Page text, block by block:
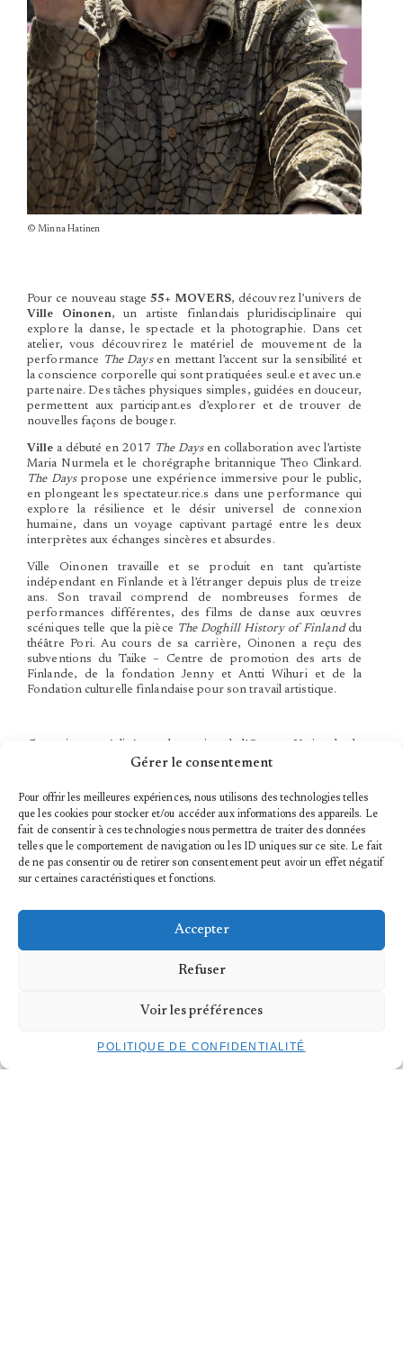
Gérer le consentement
Pour offrir les meilleures expériences, nous utilisons des technologies telles
que les cookies pour stocker et/ou accéder aux informations des appareils. Le
fait de consentir à ces technologies nous permettra de traiter des données
telles que le comportement de navigation ou les ID uniques sur ce site. Le fait
de ne pas consentir ou de retirer son consentement peut avoir un effet négatif
sur certaines caractéristiques et fonctions.
Accepter
Refuser
Voir les préférences
POLITIQUE DE CONFIDENTIALITÉ
© Minna Hatinen
Pour ce nouveau stage 55+ MOVERS, découvrez l’univers de
Ville Oinonen, un artiste finlandais pluridisciplinaire qui
explore la danse, le spectacle et la photographie. Dans cet
atelier, vous découvrirez le matériel de mouvement de la
performance The Daysen mettant l’accent sur la sensibilité et
la conscience corporelle qui sont pratiquées seul.e et avec un.e
partenaire. Des tâches physiques simples, guidées en douceur,
permettent aux participant.es d’explorer et de trouver de
nouvelles façons de bouger.
Ville a débuté en 2017 The Daysen collaboration avec l’artiste
Maria Nurmela et le chorégraphe britannique Theo Clinkard.
The Dayspropose une expérience immersive pour le public,
en plongeant les spectateur.rice.s dans une performance qui
explore la résilience et le désir universel de connexion
humaine, dans un voyage captivant partagé entre les deux
interprètes aux échanges sincères et absurdes.
Ville Oinonen travaille et se produit en tant qu’artiste
indépendant en Finlande et à l’étranger depuis plus de treize
ans. Son travail comprend de nombreuses formes de
performances différentes, des films de danse aux œuvres
scéniques telle que la pièce The Doghill History of Finland du
théâtre Pori. Au cours de sa carrière, Oinonen a reçu des
subventions du Taike – Centre de promotion des arts de
Finlande, de la fondation Jenny et Antti Wihuri et de la
Fondation culturelle finlandaise pour son travail artistique.
Ce projet est réalisé avec le soutien de l’Oeuvre Nationale de
Secours de la Grande-Duchesse Charlotte.
INFORMATIONS PRATIQUES
Vendredi 23 et Samedi 24 mai
– 23.05.25 : 17h00-20h00
Kulturpass 24€